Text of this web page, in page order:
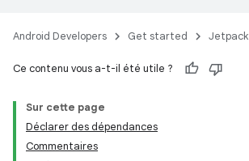
Android Developers Get started Jetpack
Ce contenu vous a-t-il été utile ?
Sur cette page
Déclarer des dépendances
Commentaires